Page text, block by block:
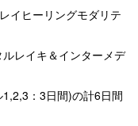
イヒーリングモダリテ
レイキ＆インターメデ
：3日間)の計6日間